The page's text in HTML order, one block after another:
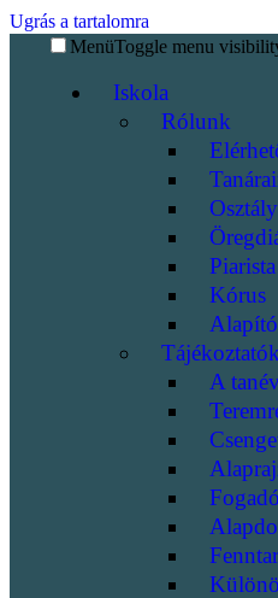
Ugrás a tartalomra
MenüToggle menu
Iskola
Rólunk
Kórus
Tájékoztatók
A